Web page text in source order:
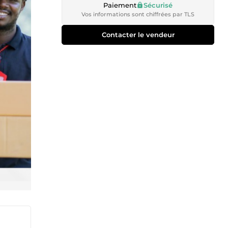
Paiement Sécurisé
Vos informations sont chiffrées par TLS
Contacter le vendeur